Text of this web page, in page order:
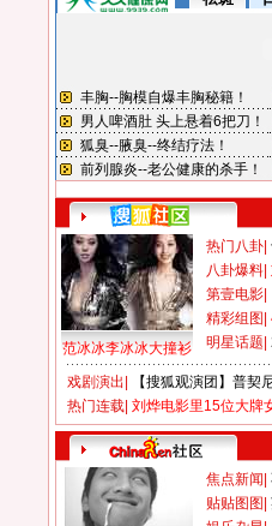
范冰冰李冰冰大撞衫
热门八卦
八卦爆料
第壹电影
精彩组图
明星话题
戏剧演出
【搜狐观演团】普契
热门连载 刘烨电影里15位大牌
焦点新闻
贴贴图图